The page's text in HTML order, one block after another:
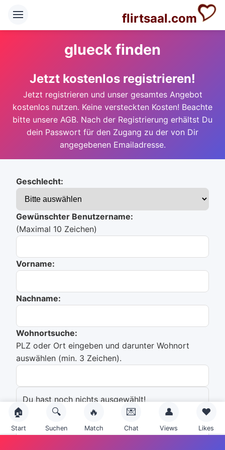
flirtsaal.com
glueck finden
Jetzt kostenlos registrieren!
Jetzt registrieren und unser gesamtes Angebot
kostenlos nutzen. Keine versteckten Kosten! Beachte
bitte unsere AGB. Nach der Registrierung erhältst Du
dein Passwort für den Zugang zu der von Dir
angegebenen Emailadresse.
Geschlecht:
Gewünschter Benutzername:
(Maximal 10 Zeichen)
Vorname:
Nachname:
Wohnortsuche:
PLZ oder Ort eingeben und darunter Wohnort
auswählen (min. 3 Zeichen).
Du hast noch nichts ausgewählt!
Emailadresse:
🏠
Start
🔍
Suchen
🔥
Match
💌
Chat
👤
Views
❤️
Likes